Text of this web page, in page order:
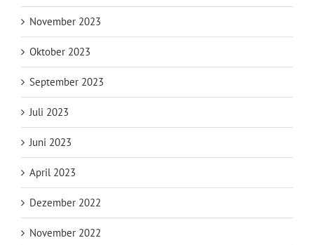
November 2023
Oktober 2023
September 2023
Juli 2023
Juni 2023
April 2023
Dezember 2022
November 2022